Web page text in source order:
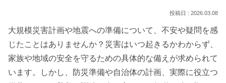
2026.03.08
大規模災害計画や地震への準備について、不安や疑問を感
じたことはありませんか？災害はいつ起きるかわからず、
家族や地域の安全を守るための具体的な備えが求められて
います。しかし、防災準備や自治体の計画、実際に役立つ